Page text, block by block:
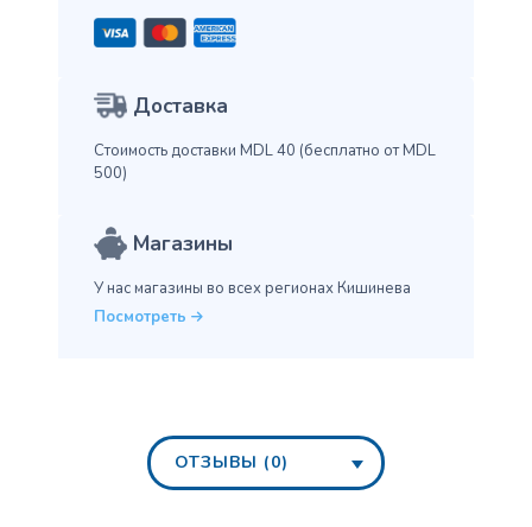
Доставка
Стоимость доставки MDL 40 (бесплатно от MDL
500)
Магазины
У нас магазины во всех регионах Кишинева
Посмотреть
ОТЗЫВЫ (0)